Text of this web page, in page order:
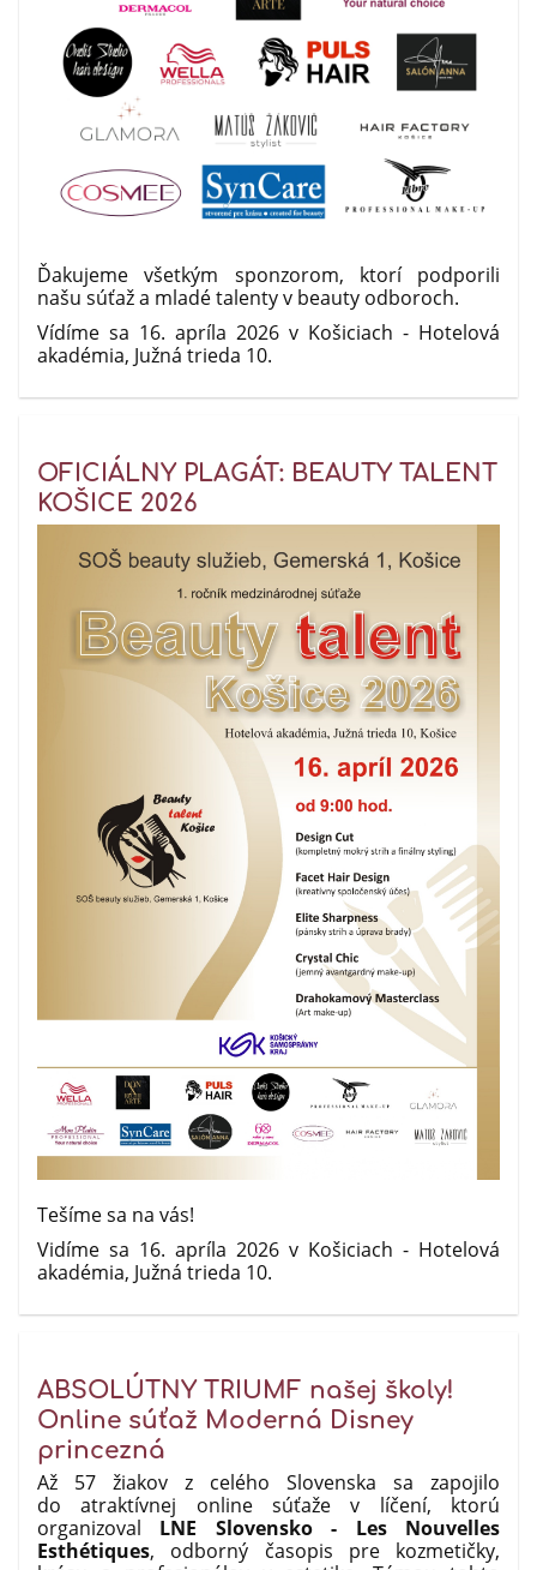
Ďakujeme všetkým sponzorom, ktorí podporili
našu súťaž a mladé talenty v beauty odboroch.
Vídíme sa 16. apríla 2026 v Košiciach - Hotelová
akadémia, Južná trieda 10.
OFICIÁLNY PLAGÁT: BEAUTY TALENT
KOŠICE 2026
Tešíme sa na vás!
Vidíme sa 16. apríla 2026 v Košiciach - Hotelová
akadémia, Južná trieda 10.
ABSOLÚTNY TRIUMF našej školy!
Online súťaž Moderná Disney
princezná
Až 57 žiakov z celého Slovenska sa zapojilo
do atraktívnej online súťaže v líčení, ktorú
organizoval LNE Slovensko -
Les Nouvelles
Esthétiques, odborný časopis pre kozmetičky,